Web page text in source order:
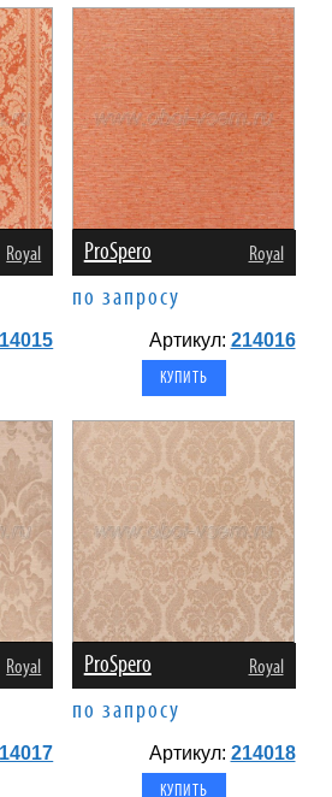
Royal ProSpero Royal
по запросу
Артикул: 214016
Royal ProSpero Royal
по запросу
Артикул: 214018